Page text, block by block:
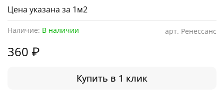
арт. Ренессанс
Наличие: В наличии
360 ₽
Купить в 1 клик
Цена указана за 1м2